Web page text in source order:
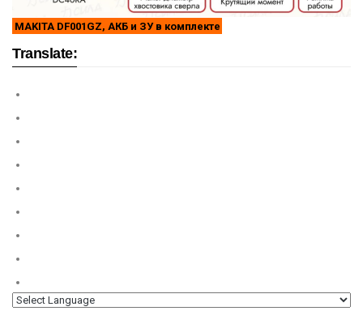
MAKITA DF001GZ, АКБ и ЗУ в комплекте
Translate: